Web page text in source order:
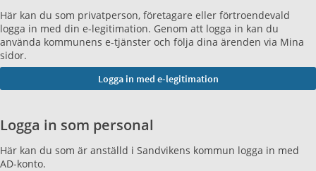
Här kan du som privatperson, företagare eller förtroendevald
logga in med din e-legitimation. Genom att logga in kan du
använda kommunens e-tjänster och följa dina ärenden via Mina
sidor.
Logga in som personal
Här kan du som är anställd i Sandvikens kommun logga in med
AD-konto.